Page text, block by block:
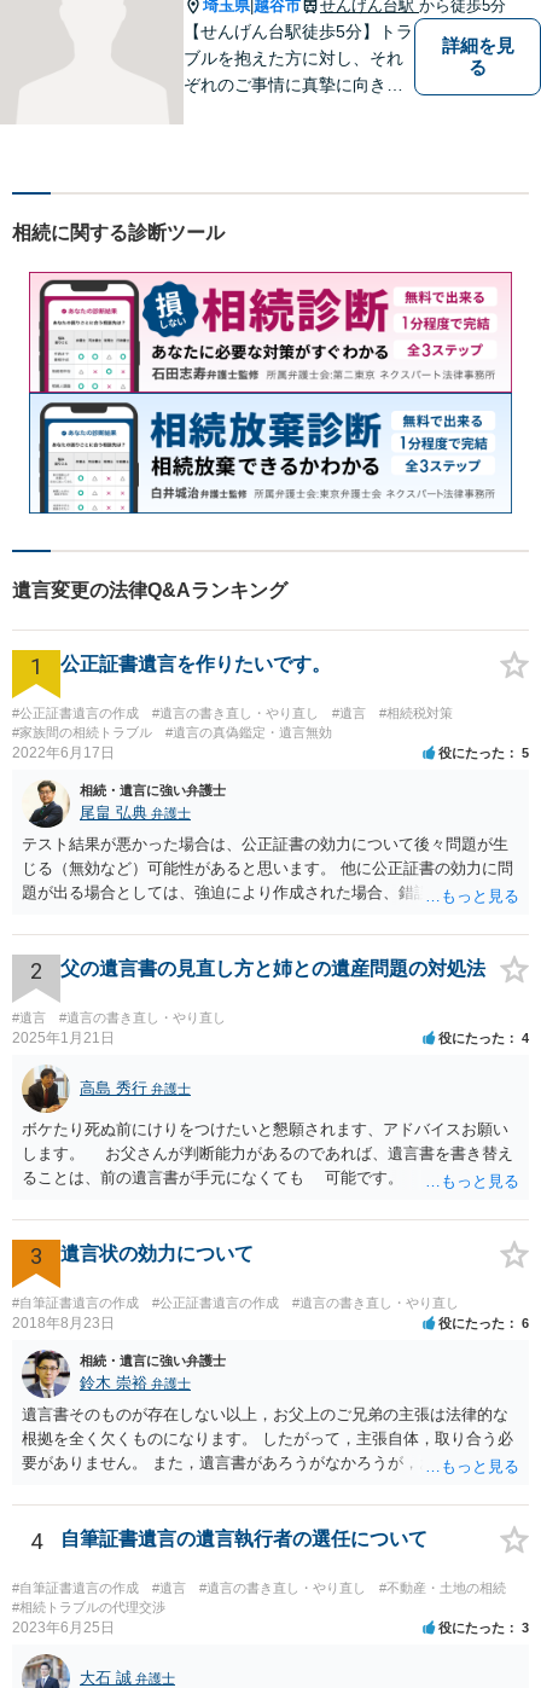
埼玉県|越谷市 せんげん台駅 から徒歩5分
【せんげん台駅徒歩5分】トラ
ブルを抱えた方に対し、それ
ぞれのご事情に真摯に向き合
金、 労働、企業法務など、多
す。お困りごとはお気軽にご
連絡ください。
詳細を見
る
相続に関する診断ツール
遺言変更の法律Q&Aランキング
1 公正証書遺言を作りたいです。
#公正証書遺言の作成 #遺言の書き直し・やり直し #遺言
#相続税対策
#家族間の相続トラブル
#遺言の真偽鑑定・遺言無効
2022年6月17日 役にたった 5
相続・遺言に強い弁護士
尾畠 弘典 弁護士
テスト結果が悪かった場合は、公正証書の効力について後々問題が生
じる（無効など）可能性があると思います。 他に公正証書の効力に問
題が出る場合としては、強迫により作成された場合、錯誤（勘違い）
すが、弁護士に作成を依頼する場合は、１０～数十万円程度になるケ
ースが多いと思います。 報酬体系は、弁護士ごとに異なりますので一
律の基準はありません。
2 父の遺言書の見直し方と姉との遺産問題の対処法
#遺言 #遺言の書き直し・やり直し
2025年1月21日 役にたった 4
高島 秀行 弁護士
ボケたり死ぬ前にけりをつけたいと懇願されます、アドバイスお願い
します。 お父さんが判断能力があるのであれば、遺言書を書き替え
ることは、前の遺言書が手元になくても 可能です。 将来遺言の効
してもらって 診断書を取得して、公証役場へ行って公正証書遺言を
作成するのがよいと思います。 将来争われることが見込まれること
から、弁護士に依頼して手続きを進めた方がよいと思います。
3 遺言状の効力について
#自筆証書遺言の作成 #公正証書遺言の作成 #遺言の書き直し・やり直し
2018年8月23日 役にたった 6
相続・遺言に強い弁護士
鈴木 崇裕 弁護士
遺言書そのものが存在しない以上，お父上のご兄弟の主張は法律的な
根拠を全く欠くものになります。 したがって，主張自体，取り合う必
要がありません。 また，遺言書があろうがなかろうが，お父上のご兄
ご回答にもありますが， 代理人弁護士をたてて，その弁護士から相手
方に対して， ・相続に関する主張は法的根拠がなく，一切応じないこ
と ・今後一切の連絡をしてこないでほしいこと ・連絡を継続してくる
ようであれば警察への通報や法的措置も辞さないこと などを記載した
書面を発送してもらうことがよろしいように思います。
4 自筆証書遺言の遺言執行者の選任について
#自筆証書遺言の作成 #遺言 #遺言の書き直し・やり直し
#不動産・土地の相続
#相続トラブルの代理交渉
2023年6月25日 役にたった 3
大石 誠 弁護士